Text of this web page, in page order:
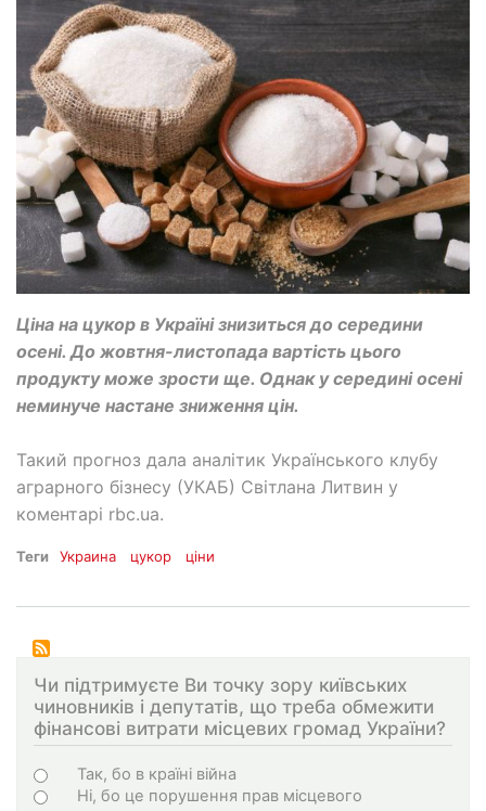
Ціна на цукор в Україні знизиться до середини
осені. До жовтня-листопада вартість цього
продукту може зрости ще. Однак у середині осені
неминуче настане зниження цін.
Такий прогноз дала аналітик Українського клубу
аграрного бізнесу (УКАБ) Світлана Литвин у
коментарі rbc.ua.
Теги Украина цукор ціни
Чи підтримуєте Ви точку зору київських
чиновників і депутатів, що треба обмежити
фінансові витрати місцевих громад України?
Choices
Так, бо в країні війна
Ні, бо це порушення прав місцевого